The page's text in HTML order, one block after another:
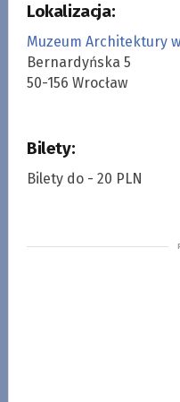
Lokalizacja:
Muzeum Architektury
Bernardyńska 5
50-156 Wrocław
Bilety:
Bilety do - 20 PLN